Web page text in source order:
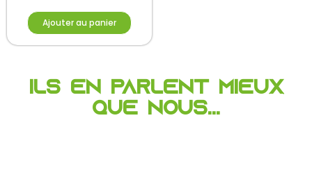
Ajouter au panier
Ils en parlent mieux
que nous...